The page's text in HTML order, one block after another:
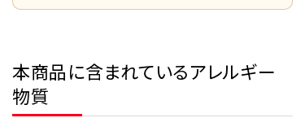
本商品に含まれているアレルギー
物質